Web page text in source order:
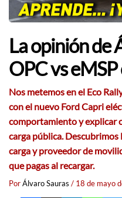
La opinión de
OPC vs
Nos metemos en el Eco
con el nuevo Ford Capri
comportamiento y explicar
carga pública.
carga y proveedor de
que pagas al recargar.
PorÁlvaro Sauras / 18 de mayo